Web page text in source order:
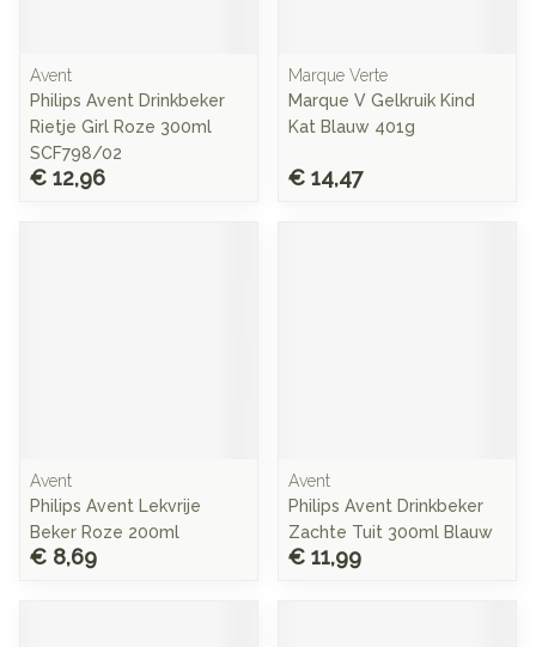
Avent
Philips Avent Drinkbeker
Rietje Girl Roze 300ml
SCF798/02
€ 12,96
Marque Verte
Marque V Gelkruik Kind
Kat Blauw 401g
€ 14,47
Avent
Philips Avent Lekvrije
Beker Roze 200ml
€ 8,69
Avent
Philips Avent Drinkbeker
Zachte Tuit 300ml Blauw
€ 11,99